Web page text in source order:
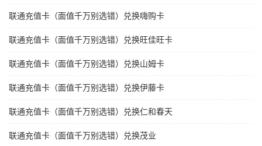
联通充值卡（面值千万别选错）兑换嗨购卡
联通充值卡（面值千万别选错）兑换旺佳旺卡
联通充值卡（面值千万别选错）兑换山姆卡
联通充值卡（面值千万别选错）兑换伊藤卡
联通充值卡（面值千万别选错）兑换仁和春天
联通充值卡（面值千万别选错）兑换茂业